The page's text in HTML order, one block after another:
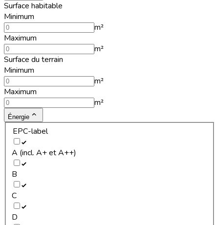
Surface habitable
Minimum
m²
Maximum
m²
Surface du terrain
Minimum
m²
Maximum
m²
Énergie
EPC-label
A (incl. A+ et A++)
B
C
D